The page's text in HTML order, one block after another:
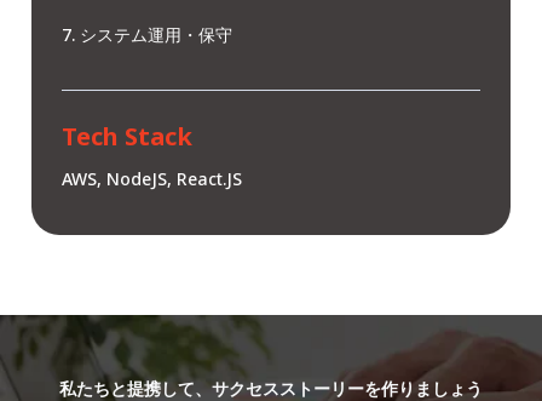
システム運用・保守
Tech Stack
AWS, NodeJS, React.JS
私たちと提携して、サクセスストーリーを作りましょう